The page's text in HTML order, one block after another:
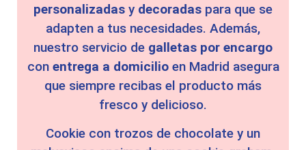
personalizadas y decoradas para que se
adapten a tus necesidades. Además,
nuestro servicio de galletas por encargo
con entrega a domicilioen Madrid asegura
que siempre recibas el producto más
fresco y delicioso.
Cookie con trozos de chocolate y un